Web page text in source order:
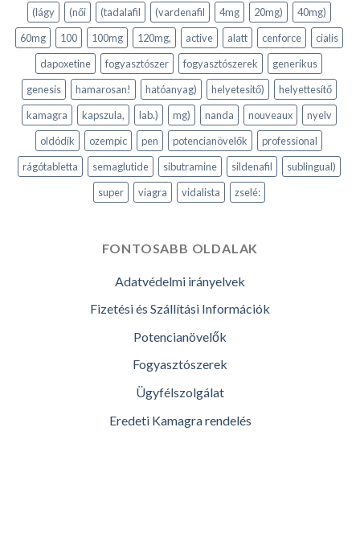
(lágy (női (tadalafil (vardenafil 4mg 20mg)
40mg)
60mg
100 100mg 120mg, active alatt cenforce
cialis
dapoxetine
fogyasztószer fogyasztószerek
generikus
genesis
hamarosan! hatóanyag) helyetesitő)
helyettesítő
kamagra
kapszula, lab.) mg) nanda nouveaux
nyelv
oldódik
ozempic pen potencianövelők
professional
rágótabletta
semaglutide sibutramine sildenafil
sublingual)
super
viagra vidalista zselé:
FONTOSABB OLDALAK
Adatvédelmi irányelvek
Fizetési és Szállítási Információk
Potencianövelők
Fogyasztószerek
Ügyfélszolgálat
Eredeti Kamagra rendelés